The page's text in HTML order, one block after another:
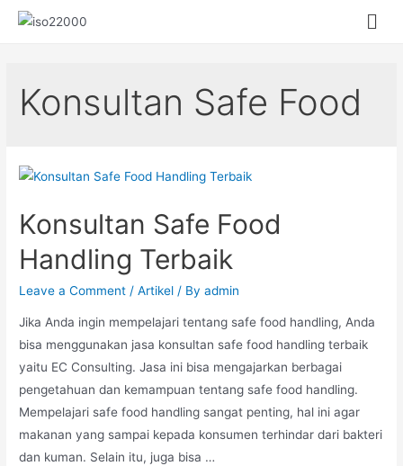
Konsultan Safe Food
Konsultan Safe Food
Handling Terbaik
Leave a Comment /Artikel / Byadmin
Jika Anda ingin mempelajari tentang safe food handling, Anda
bisa menggunakan jasa konsultan safe food handling terbaik
yaitu EC Consulting. Jasa ini bisa mengajarkan berbagai
pengetahuan dan kemampuan tentang safe food handling.
Mempelajari safe food handling sangat penting, hal ini agar
makanan yang sampai kepada konsumen terhindar dari bakteri
dan kuman. Selain itu, juga bisa …